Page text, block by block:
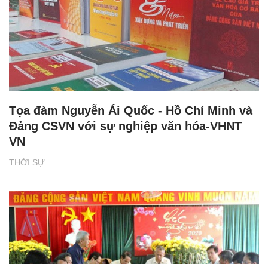
THỜI SỰ
Tọa đàm Nguyễn Ái Quốc - Hồ Chí Minh và
Đảng CSVN với sự nghiệp văn hóa-VHNT
VN